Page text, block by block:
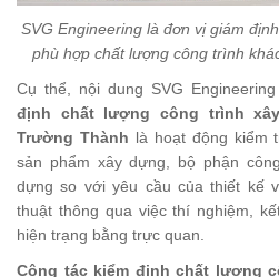
SVG Engineering là đơn vị giám
phù hợp chất lượng công trình
Cụ thể, nội dung SVG
định chất lượng công trình
Trường Thành là hoạt động kiểm
sản phẩm xây dựng, bộ phận
dựng so với yêu cầu của thiết kế
thuật thông qua việc thí nghiệm,
hiện trạng bằng trực quan.
Công tác kiểm định chất lượng